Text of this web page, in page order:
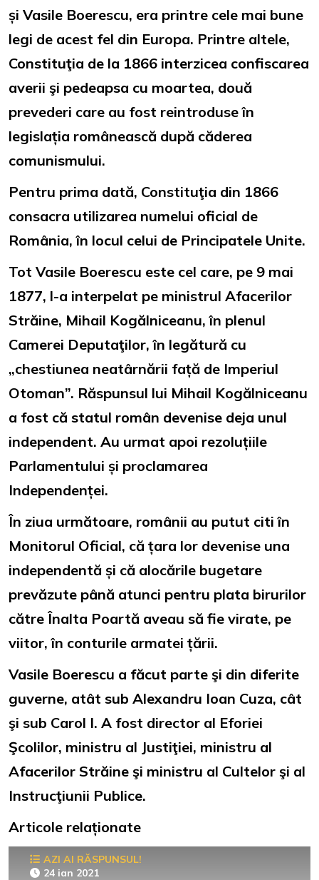
și Vasile Boerescu, era printre cele mai bune
legi de acest fel din Europa. Printre altele,
Constituţia de la 1866 interzicea confiscarea
averii şi pedeapsa cu moartea, două
prevederi care au fost reintroduse în
legislația românească după căderea
comunismului.
Pentru prima dată, Constituţia din 1866
consacra utilizarea numelui oficial de
România, în locul celui de Principatele Unite.
Tot Vasile Boerescu este cel care, pe 9 mai
1877, l-a interpelat pe ministrul Afacerilor
Străine, Mihail Kogălniceanu, în plenul
Camerei Deputaţilor, în legătură cu
„chestiunea neatârnării față de Imperiul
Otoman”. Răspunsul lui Mihail Kogălniceanu
a fost că statul român devenise deja unul
independent. Au urmat apoi rezoluțiile
Parlamentului și proclamarea
Independenței.
În ziua următoare, românii au putut citi în
Monitorul Oficial, că țara lor devenise una
independentă și că alocările bugetare
prevăzute până atunci pentru plata birurilor
către Înalta Poartă aveau să fie virate, pe
viitor, în conturile armatei țării.
Vasile Boerescu a făcut parte şi din diferite
guverne, atât sub Alexandru Ioan Cuza, cât
şi sub Carol I. A fost director al Eforiei
Şcolilor, ministru al Justiţiei, ministru al
Afacerilor Străine şi ministru al Cultelor şi al
Instrucţiunii Publice.
Articole relaționate
AZI AI RĂSPUNSUL!
24 ian 2021